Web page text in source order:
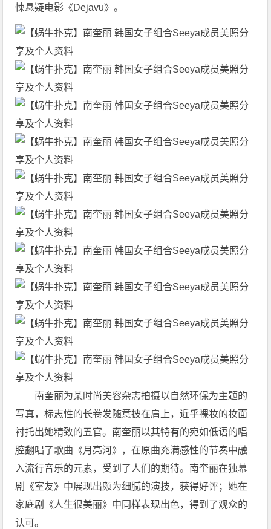
悚悬疑电影《Dejavu》。
南奎丽为某时尚美容杂志拍摄以自然环保为主题的
写真，标志性的长卷发随意披在肩上，近乎裸妆的妆面
衬托出她精致的五官。南奎丽以其特有的宛如低语的唱
腔翻唱了歌曲《月亮河》，在原曲充满感性的节奏中融
入流行音乐的元素，受到了人们的期待。南奎丽在独幕
剧《室友》中展现出颇为细腻的演技，获得好评；她在
家庭剧《人生很美丽》中同样表现出色，得到了观众的
认可。